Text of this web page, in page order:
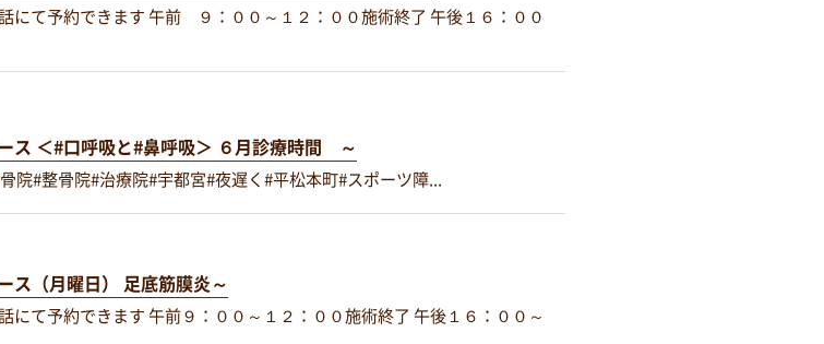
にて予約できます 午前 ９：００～１２：００施術終了 午後１６：００
＜#口呼吸と#鼻呼吸＞ ６月診療時間 ～
院#整骨院#治療院#宇都宮#夜遅く#平松本町#スポーツ障...
（月曜日） 足底筋膜炎～
にて予約できます 午前９：００～１２：００施術終了 午後１６：００～